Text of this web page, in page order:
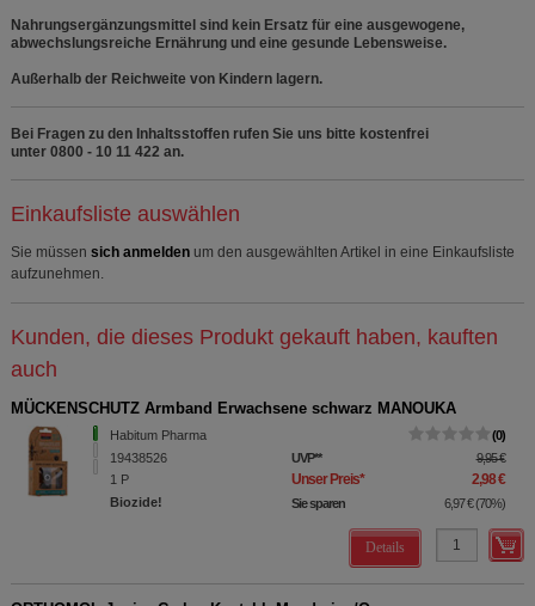
Nahrungsergänzungsmittel sind kein Ersatz für eine ausgewogene,
abwechslungsreiche Ernährung und eine gesunde Lebensweise.
Außerhalb der Reichweite von Kindern lagern.
Bei Fragen zu den Inhaltsstoffen rufen Sie uns bitte kostenfrei
unter 0800 - 10 11 422 an.
Einkaufsliste auswählen
Sie müssen sich anmelden um den ausgewählten Artikel in eine Einkaufsliste
aufzunehmen.
Kunden, die dieses Produkt gekauft haben, kauften
auch
MÜCKENSCHUTZ Armband Erwachsene schwarz MANOUKA
Habitum Pharma
19438526
1 P
Biozide!
0
UVP** 9,95 €
Unser Preis* 2,98 €
Sie sparen 6,97 € (70%)
Details